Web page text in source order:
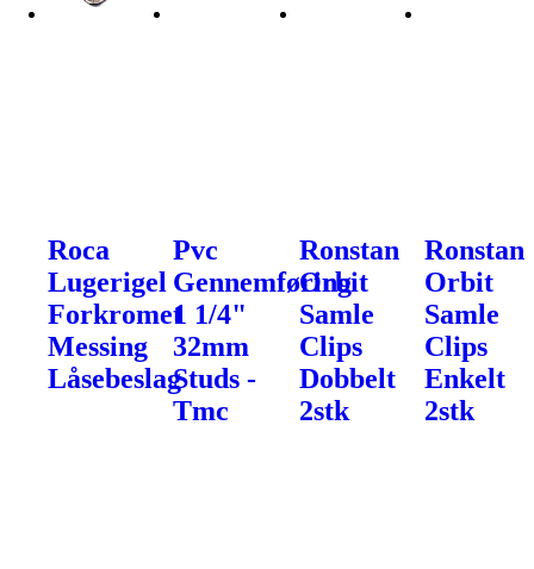
Roca
Lugerigel
Forkromet
Messing
Låsebeslag
Pvc
Gennemføring
1 1/4"
32mm
Studs -
Tmc
Ronstan
Orbit
Samle
Clips
Dobbelt
2stk
Ronstan
Orbit
Samle
Clips
Enkelt
2stk